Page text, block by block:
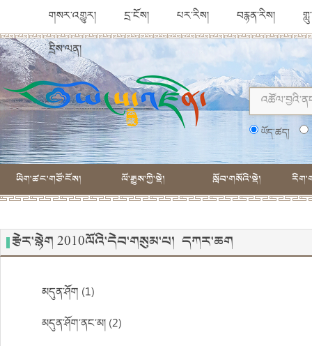
གསར་འགྱུར། དྲ་ངོས། པར་རིས། བརྙན་རིས།
དྲིས་ལན།
ཡོད་ཚད།
ཡིག་ཚང་གཙོ་ངོས། ལོ་རྒྱུས་ཀྱི་སྡེ། སློབ་གསོའི་སྡེ།
རྩེར་སྙེག 2010ལོའི་དེབ་གསུམ་པ། དཀར་ཆག
མདུན་ཤོག (1)
མདུན་ཤོག་ནང་མ། (2)